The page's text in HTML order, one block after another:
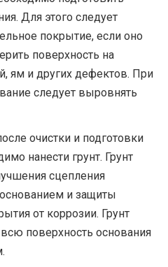
Для этого следует
покрытие, если оно
поверхность на
ям и других дефектов. При
следует выровнять
очистки и подготовки
нанести грунт. Грунт
сцепления
и защиты
от коррозии. Грунт
поверхность основания